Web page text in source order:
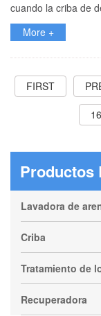
cuando la criba de
More +
FIRST
16
Productos
Lavadora de
Criba
Tratamiento de
Recuperadora